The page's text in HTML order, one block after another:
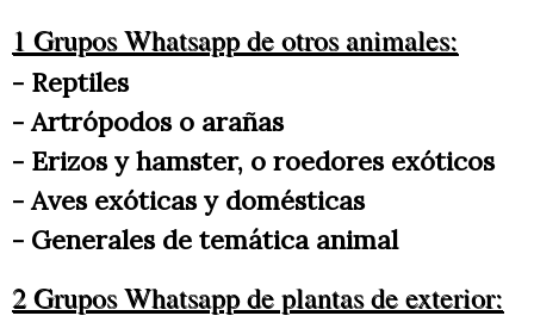
Construcción de pecera
Agua turbia en pecera y agua c
Prevención y Tratamiento Avanzado de Enfermedades VIP
Prevenir y curar enfermedades
Curso B1 oxigenación decloraci
Química básica 2 en acuarios:
Principios Taxonómicos
1 Grupos Whatsapp de otros animales:
- Reptiles
- Artrópodos o arañas
- Erizos y hamster, o roedores exóticos
- Aves exóticas y domésticas
- Generales de temática animal
2 Grupos Whatsapp de plantas de exterior: